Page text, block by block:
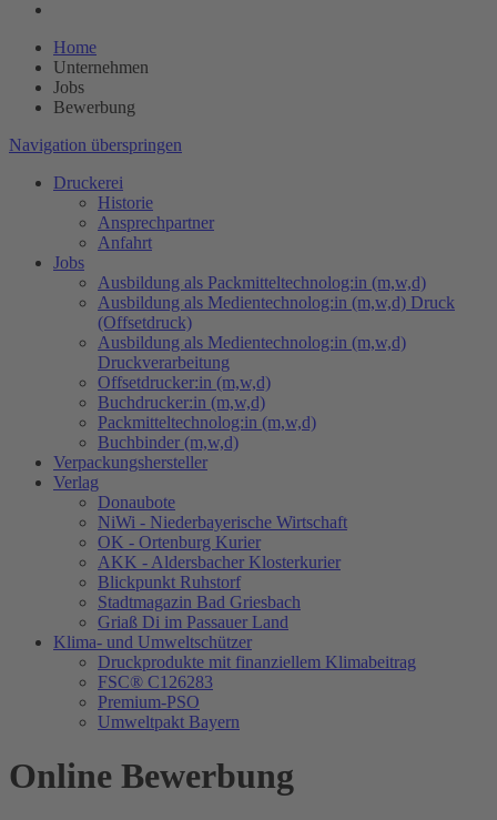
Home
Unternehmen
Jobs
Bewerbung
Navigation überspringen
Druckerei
Historie
Ansprechpartner
Anfahrt
Jobs
Ausbildung als Packmitteltechnolog:in (m,w,d)
Ausbildung als Medientechnolog:in (m,w,d) Druck
(Offsetdruck)
Ausbildung als Medientechnolog:in (m,w,d)
Druckverarbeitung
Offsetdrucker:in (m,w,d)
Buchdrucker:in (m,w,d)
Packmitteltechnolog:in (m,w,d)
Buchbinder (m,w,d)
Verpackungs​hersteller
Verlag
Donaubote
NiWi - Niederbayerische Wirtschaft
OK - Ortenburg Kurier
AKK - Aldersbacher Klosterkurier
Blickpunkt Ruhstorf
Stadtmagazin Bad Griesbach
Griaß Di im Passauer Land
Klima- und Umweltschützer
Druckprodukte mit finanziellem Klimabeitrag
FSC® C126283
Premium-PSO
Umweltpakt Bayern
Online Bewerbung